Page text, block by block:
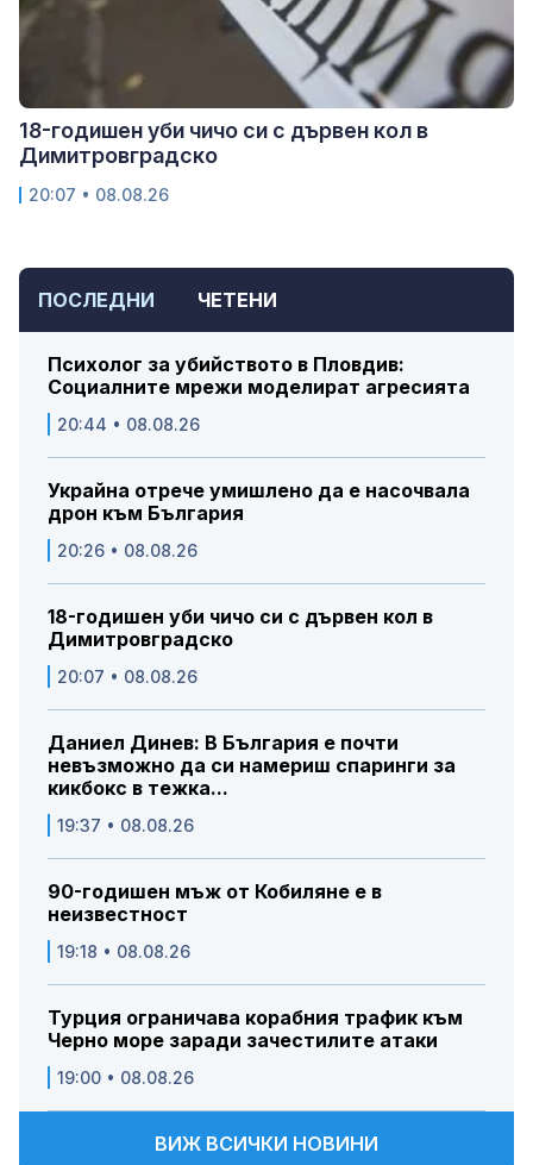
ПОСЛЕДНИ ЧЕТЕНИ
Психолог за убийството в Пловдив:
Социалните мрежи моделират агресията
20:44 • 08.08.26
Украйна отрече умишлено да е насочвала
дрон към България
20:26 • 08.08.26
18-годишен уби чичо си с дървен кол в
Димитровградско
20:07 • 08.08.26
Даниел Динев: В България е почти
невъзможно да си намериш спаринги за
кикбокс в тежка...
19:37 • 08.08.26
90-годишен мъж от Кобиляне е в
неизвестност
19:18 • 08.08.26
Турция ограничава корабния трафик към
Черно море заради зачестилите атаки
19:00 • 08.08.26
ВИЖ ВСИЧКИ НОВИНИ
18-годишен уби чичо си с дървен кол в
Димитровградско
20:07 • 08.08.26